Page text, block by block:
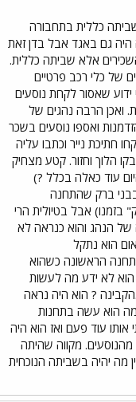
כללית בתחבורה
היה גם באגד אבל בדן זאת
אלא שביתה כללית.
של כלי רכב פרטיים
שאסור לקחת נוסעים
ואכן הרבה נהגים של
ואספו נוסעים בשכר
חתיכת נייר וכתבו עליה
הלוך וחזור. קטע מצחיק
עוד כאלה בכלל ?)
לנסוע גם כן בקו (זה היה קו 61 בבני ברק שהתחנה
בזמנו) אבל בטיולית הרי
הנהג והוא כנראה לא
הוא נתקל
הראשונה כשהוא
לא ידע מה לעשות
? הוא היה נראה
מה הוא עשה בתחנות
עוד פעם ואז הוא היה
מקווה שהיתה
מה יהיה בשביתה הנוכחית